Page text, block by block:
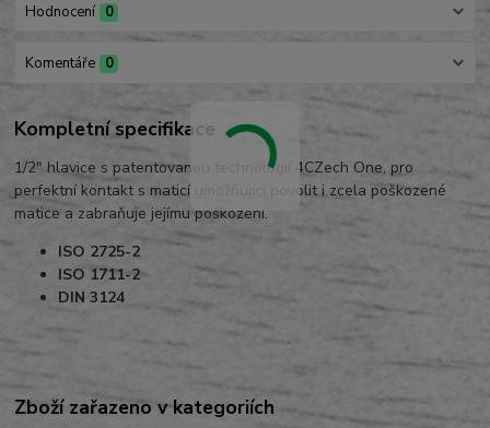
Hodnocení 0
Komentáře 0
Kompletní specifikace
1/2" hlavice s patentovanou technologií 4CZech One, pro
perfektní kontakt s maticí umožňující povolit i zcela poškozené
matice a zabraňuje jejímu poškození.
ISO 2725-2
ISO 1711-2
DIN 3124
Zboží zařazeno v kategoriích